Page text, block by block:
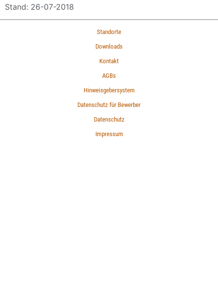
Stand: 26-07-2018
Standorte
Downloads
Kontakt
AGBs
Hinweisgebersystem
Datenschutz für Bewerber
Datenschutz
Impressum